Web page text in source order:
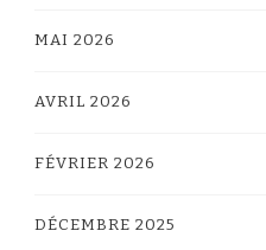
MAI 2026
AVRIL 2026
FÉVRIER 2026
DÉCEMBRE 2025